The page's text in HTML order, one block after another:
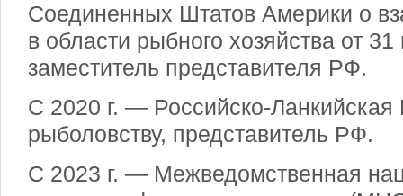
Соединенных Штатов Америки о
в области рыбного хозяйства от 31
заместитель представителя РФ.
С 2020 г. — Российско-Ланкийская
рыболовству, представитель РФ.
С 2023 г. — Межведомственная